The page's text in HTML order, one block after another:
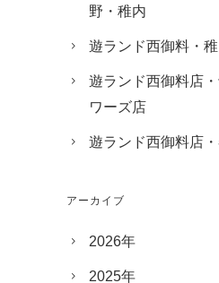
野・稚内
遊ランド西御料・
遊ランド西御料店
ワーズ店
遊ランド西御料店
アーカイブ
2026年
2025年